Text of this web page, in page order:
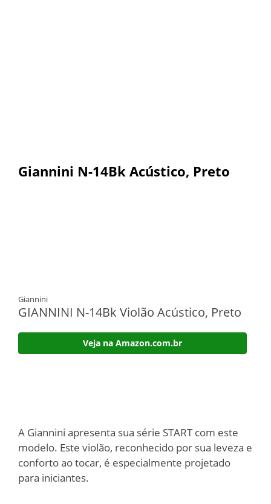
Giannini N-14Bk Acústico, Preto
Giannini
GIANNINI N-14Bk Violão Acústico, Preto
Veja na Amazon.com.br
A Giannini apresenta sua série START com este
modelo. Este violão, reconhecido por sua leveza e
conforto ao tocar, é especialmente projetado
para iniciantes.